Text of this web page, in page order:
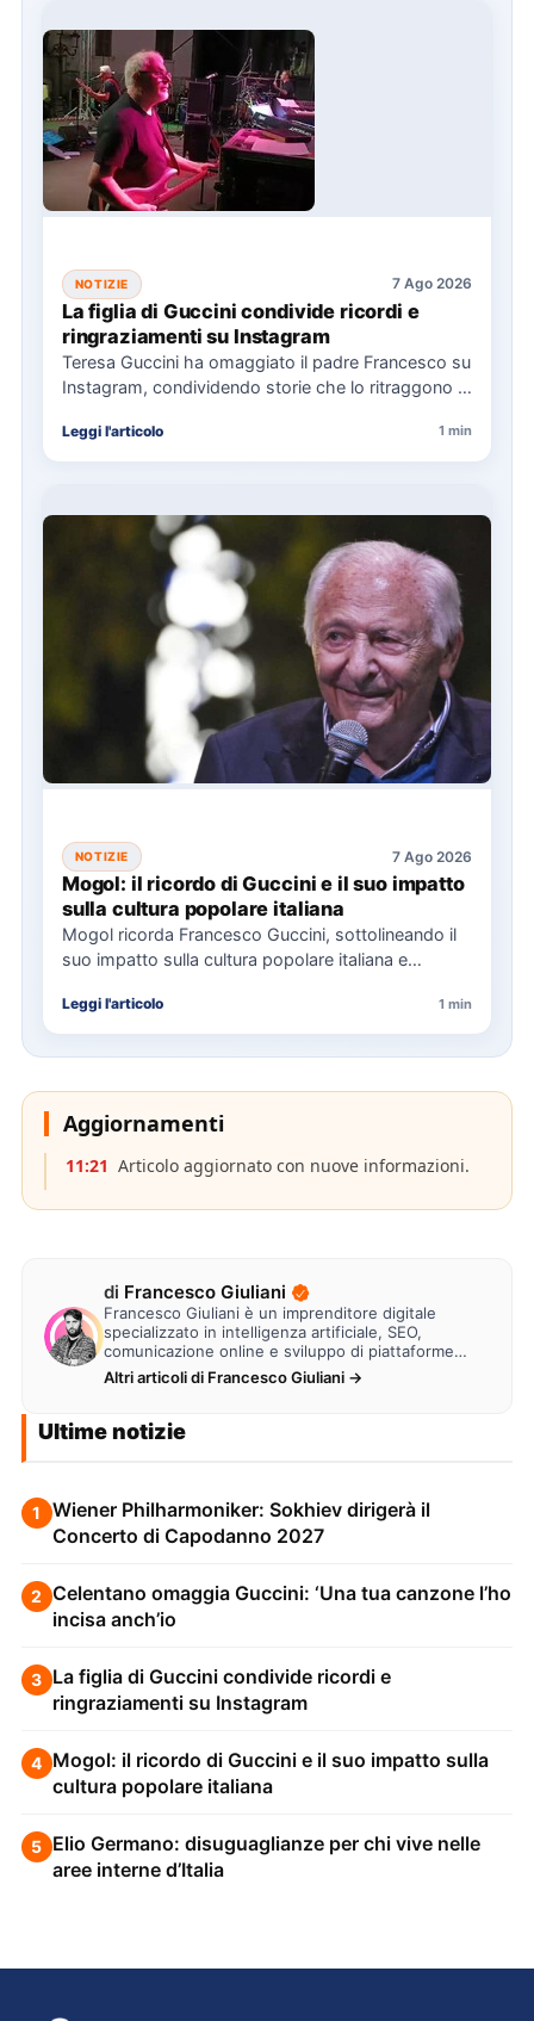
NOTIZIE 7 Ago 2026
La figlia di Guccini condivide ricordi e
ringraziamenti su Instagram
Teresa Guccini ha omaggiato il padre Francesco su
Instagram, condividendo storie che lo ritraggono in
Leggi l'articolo 1 min
NOTIZIE 7 Ago 2026
Mogol: il ricordo di Guccini e il suo impatto
sulla cultura popolare italiana
Mogol ricorda Francesco Guccini, sottolineando il
suo impatto sulla cultura popolare italiana e
Leggi l'articolo 1 min
Aggiornamenti
11:21 Articolo aggiornato con nuove informazioni.
di Francesco Giuliani
Francesco Giuliani è un imprenditore digitale
specializzato in intelligenza artificiale, SEO,
comunicazione online e sviluppo di piattaforme
web. Lavora alla creazione di…
Altri articoli di Francesco Giuliani →
Ultime notizie
1
Wiener Philharmoniker: Sokhiev dirigerà il
Concerto di Capodanno 2027
2 Celentano omaggia Guccini: ‘Una tua canzone l’ho
incisa anch’io
3 La figlia di Guccini condivide ricordi e
ringraziamenti su Instagram
4 Mogol: il ricordo di Guccini e il suo impatto sulla
cultura popolare italiana
5 Elio Germano: disuguaglianze per chi vive nelle
aree interne d’Italia